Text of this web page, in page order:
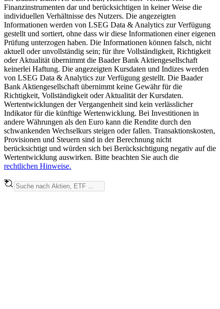
Finanzinstrumenten dar und berücksichtigen in keiner Weise die
individuellen Verhältnisse des Nutzers. Die angezeigten
Informationen werden von LSEG Data & Analytics zur Verfügung
gestellt und sortiert, ohne dass wir diese Informationen einer eigenen
Prüfung unterzogen haben. Die Informationen können falsch, nicht
aktuell oder unvollständig sein; für ihre Vollständigkeit, Richtigkeit
oder Aktualität übernimmt die Baader Bank Aktiengesellschaft
keinerlei Haftung. Die angezeigten Kursdaten und Indizes werden
von LSEG Data & Analytics zur Verfügung gestellt. Die Baader
Bank Aktiengesellschaft übernimmt keine Gewähr für die
Richtigkeit, Vollständigkeit oder Aktualität der Kursdaten.
Wertentwicklungen der Vergangenheit sind kein verlässlicher
Indikator für die künftige Wertenwicklung. Bei Investitionen in
andere Währungen als den Euro kann die Rendite durch den
schwankenden Wechselkurs steigen oder fallen. Transaktionskosten,
Provisionen und Steuern sind in der Berechnung nicht
berücksichtigt und würden sich bei Berücksichtigung negativ auf die
Wertentwicklung auswirken. Bitte beachten Sie auch die
rechtlichen Hinweise.